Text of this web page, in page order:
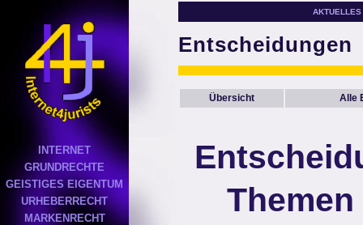
INTERNET
GRUNDRECHTE
GEISTIGES EIGENTUM
URHEBERRECHT
MARKENRECHT
AKTUELLES
Entscheidungen
Übersicht Alle